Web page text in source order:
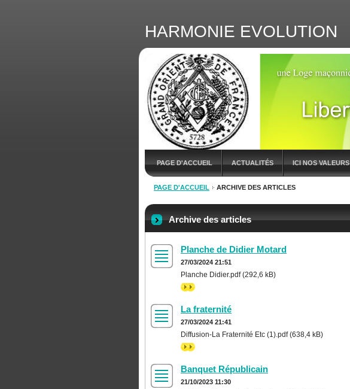
HARMONIE EVOLUTION
PAGE D'ACCUEIL ACTUALITÉS ICI NOS VALEURS
PAGE D'ACCUEIL ARCHIVE DES ARTICLES
Archive des articles
Planche de Didier Motard
27/03/2024 21:51
Planche Didier.pdf (292,6 kB)
>>
La fraternité
27/03/2024 21:41
Diffusion-La Fraternité Etc (1).pdf (638,4 kB)
>>
Banquet Républicain
21/10/2023 11:30